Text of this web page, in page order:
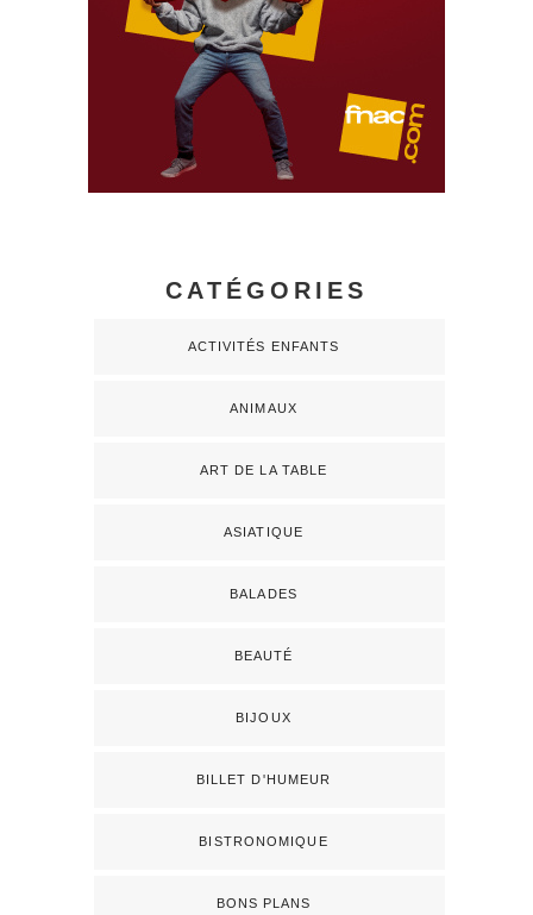
CATÉGORIES
ACTIVITÉS ENFANTS
ANIMAUX
ART DE LA TABLE
ASIATIQUE
BALADES
BEAUTÉ
BIJOUX
BILLET D'HUMEUR
BISTRONOMIQUE
BONS PLANS